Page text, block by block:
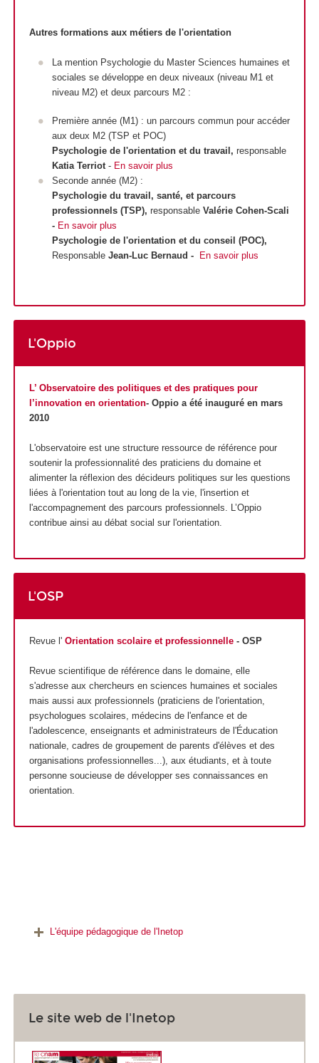
Autres formations aux métiers de l'orientation
La mention Psychologie du Master Sciences humaines et
sociales se développe en deux niveaux (niveau M1 et
niveau M2) et deux parcours M2 :
Première année (M1) : un parcours commun pour accéder
aux deux M2 (TSP et POC)
Psychologie de l'orientation et du travail, responsable
Katia Terriot- En savoir plus
Seconde année (M2) :
Psychologie du travail, santé, et parcours
professionnels (TSP), responsable Valérie Cohen-Scali
- En savoir plus
Psychologie de l'orientation et du conseil (POC),
Responsable Jean-Luc Bernaud - En savoir plus
L'Oppio
L’ Observatoire des politiques et des pratiques pour
l’innovation en orientation- Oppio a été inauguré en mars
2010
L'observatoire est une structure ressource de référence pour
soutenir la professionnalité des praticiens du domaine et
alimenter la réflexion des décideurs politiques sur les questions
liées à l'orientation tout au long de la vie, l'insertion et
l'accompagnement des parcours professionnels. L’Oppio
contribue ainsi au débat social sur l'orientation.
L'OSP
Revue l' Orientation scolaire et professionnelle- OSP
Revue scientifique de référence dans le domaine, elle
s'adresse aux chercheurs en sciences humaines et sociales
mais aussi aux professionnels (praticiens de l'orientation,
psychologues scolaires, médecins de l'enfance et de
l'adolescence, enseignants et administrateurs de l'Éducation
nationale, cadres de groupement de parents d'élèves et des
organisations professionnelles...), aux étudiants, et à toute
personne soucieuse de développer ses connaissances en
orientation.
L'équipe pédagogique de l'Inetop
Le site web de l'Inetop